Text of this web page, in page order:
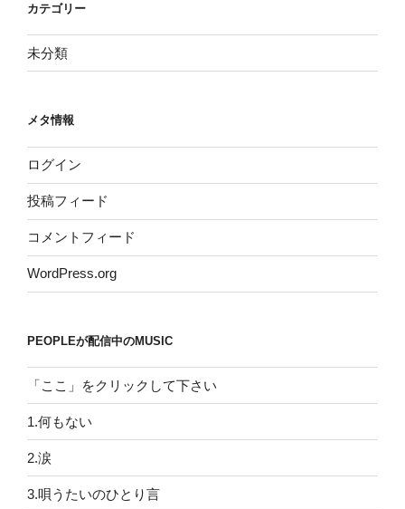
カテゴリー
未分類
メタ情報
ログイン
投稿フィード
コメントフィード
WordPress.org
PEOPLEが配信中のMUSIC
「ここ」をクリックして下さい
1.何もない
2.涙
3.唄うたいのひとり言